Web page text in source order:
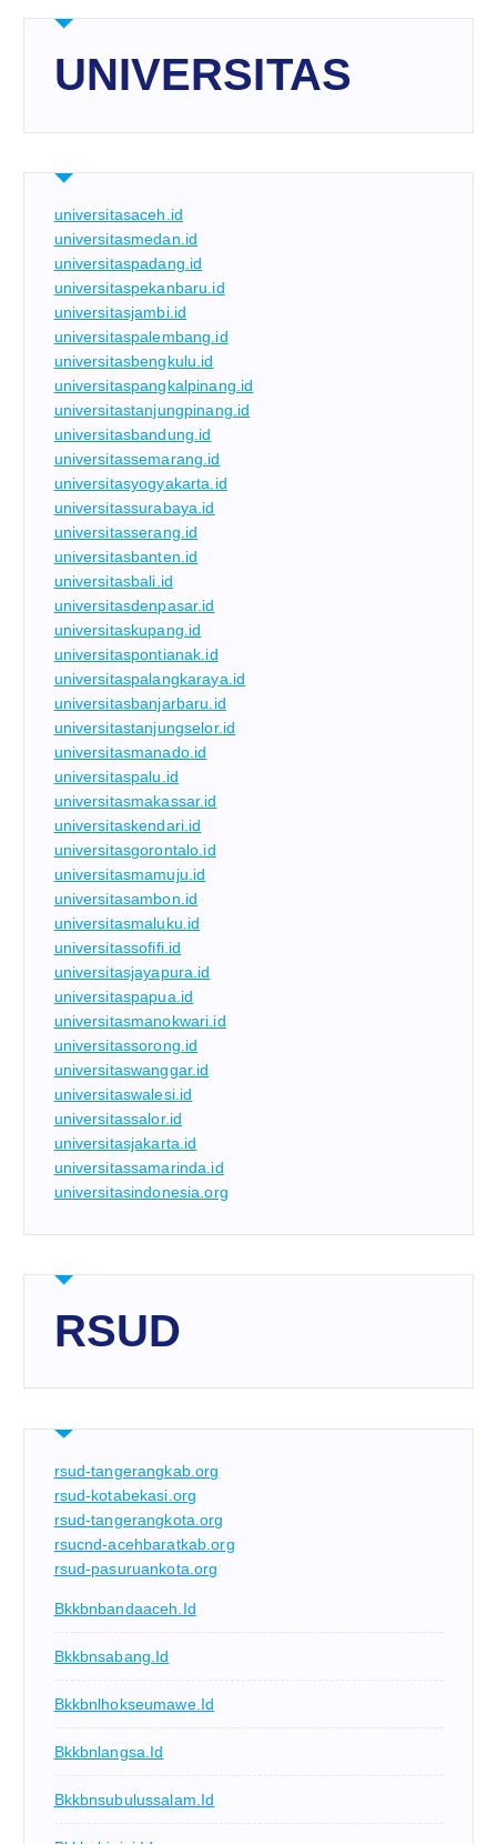
UNIVERSITAS
universitasaceh.id
universitasmedan.id
universitaspadang.id
universitaspekanbaru.id
universitasjambi.id
universitaspalembang.id
universitasbengkulu.id
universitaspangkalpinang.id
universitastanjungpinang.id
universitasbandung.id
universitassemarang.id
universitasyogyakarta.id
universitassurabaya.id
universitasserang.id
universitasbanten.id
universitasbali.id
universitasdenpasar.id
universitaskupang.id
universitaspontianak.id
universitaspalangkaraya.id
universitasbanjarbaru.id
universitastanjungselor.id
universitasmanado.id
universitaspalu.id
universitasmakassar.id
universitaskendari.id
universitasgorontalo.id
universitasmamuju.id
universitasambon.id
universitasmaluku.id
universitassofifi.id
universitasjayapura.id
universitaspapua.id
universitasmanokwari.id
universitassorong.id
universitaswanggar.id
universitaswalesi.id
universitassalor.id
universitasjakarta.id
universitassamarinda.id
universitasindonesia.org
RSUD
rsud-tangerangkab.org
rsud-kotabekasi.org
rsud-tangerangkota.org
rsucnd-acehbaratkab.org
rsud-pasuruankota.org
Bkkbnbandaaceh.id
Bkkbnsabang.id
Bkkbnlhokseumawe.id
Bkkbnlangsa.id
Bkkbnsubulussalam.id